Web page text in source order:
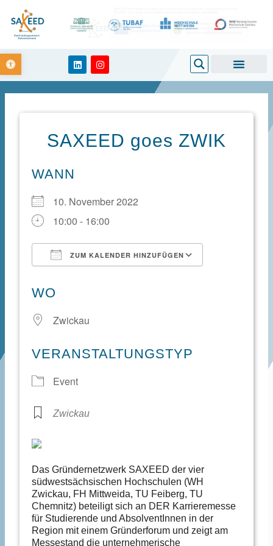
Open toolbar
Inhalt
springen
Search
L
i
e
i
I
n
a
r
m
SAXEED goes ZWIK
WANN
10. November 2022
10:00 - 16:00
ZUM KALENDER HINZUFÜGEN
WO
Zwickau
VERANSTALTUNGSTYP
Event
Zwickau
Das Gründernetzwerk SAXEED der vier
südwestsächsischen Hochschulen (WH
Zwickau, FH Mittweida, TU Feiberg, TU
Chemnitz) beteiligt sich an DER Karrieremesse
für Studierende und AbsolventInnen in der
Region mit einem Gründerforum und zeigt am
Messestand die unternehmerische